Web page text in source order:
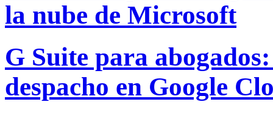
la nube de Microsoft
G Suite para
despacho en Google